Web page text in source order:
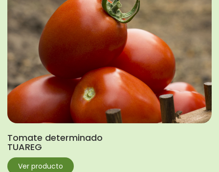
Tomate determinado
TUAREG
Ver producto